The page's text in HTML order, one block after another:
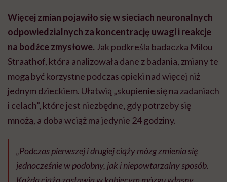
Więcej zmian pojawiło się w sieciach neuronalnych
odpowiedzialnych za koncentrację uwagi i reakcje
na bodźce zmysłowe. Jak podkreśla badaczka Milou
Straathof, która analizowała dane z badania, zmiany te
mogą być korzystne podczas opieki nad więcej niż
jednym dzieckiem. Ułatwią „skupienie się na zadaniach
i celach”, które jest niezbędne, gdy potrzeby się
mnożą, a doba wciąż ma jedynie 24 godziny.
„Podczas pierwszej i drugiej ciąży mózg zmienia się
jednocześnie w podobny, jak i niepowtarzalny sposób.